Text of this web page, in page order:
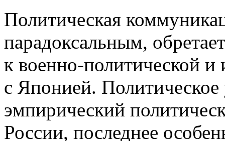
Политическая
парадоксальным,
к военно-политической и
с Японией.
эмпирический
России, последнее